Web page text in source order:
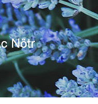
Nötr